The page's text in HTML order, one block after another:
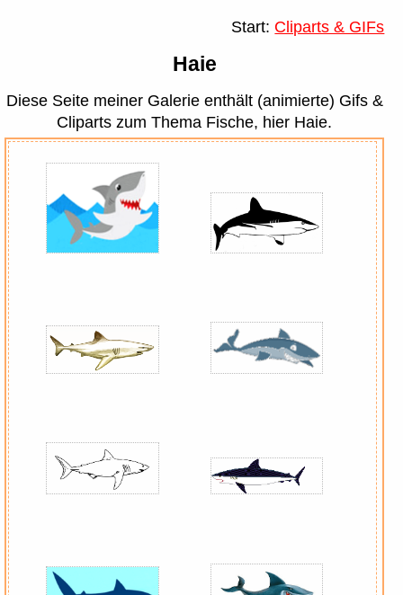
Start: Cliparts & GIFs
Haie
Diese Seite meiner Galerie enthält (animierte) Gifs &
Cliparts zum Thema Fische, hier Haie.